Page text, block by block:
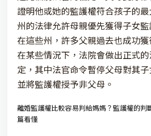
證明他或她的監護權符合孩子的
州的法律允許母親優先獲得子女
在這些州，許多父親過去也成功獲
在某些情況下，法院會做出正式
定，其中法官命令暫停父母對其子
並將監護權授予非父母。
離婚監護權比較容易判給媽媽？監護權的判
篇看懂​